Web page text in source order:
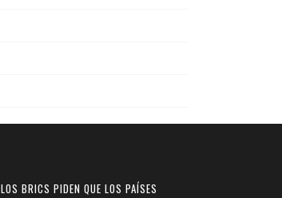
LOS BRICS PIDEN QUE LOS PAÍSES